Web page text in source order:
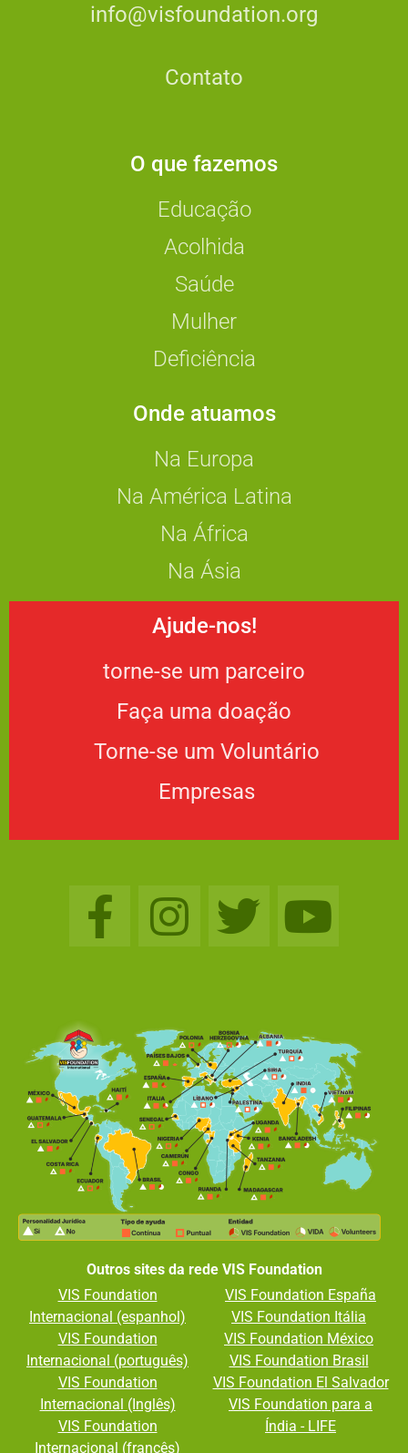
info@visfoundation.org
Contato
O que fazemos
Educação
Acolhida
Saúde
Mulher
Deficiência
Onde atuamos
Na Europa
Na América Latina
Na África
Na Ásia
Ajude-nos!
torne-se um parceiro
Faça uma doação
Torne-se um Voluntário
Empresas
Outros sites da rede VIS Foundation
VIS Foundation
Internacional (espanhol)
VIS Foundation
Internacional (português)
VIS Foundation
Internacional (Inglês)
VIS Foundation
Internacional (francês)
VIS Foundation España
VIS Foundation Itália
VIS Foundation México
VIS Foundation Brasil
VIS Foundation El Salvador
VIS Foundation para a
Índia - LIFE